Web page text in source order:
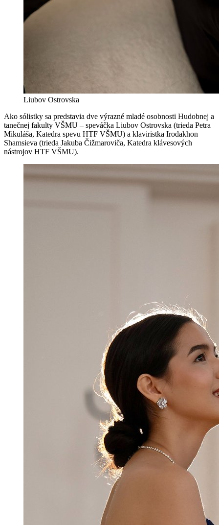
Liubov Ostrovska
Ako sólistky sa predstavia dve výrazné mladé osobnosti Hudobnej a
tanečnej fakulty VŠMU – speváčka Liubov Ostrovska (trieda Petra
Mikuláša, Katedra spevu HTF VŠMU) a klaviristka Irodakhon
Shamsieva (trieda Jakuba Čižmaroviča, Katedra klávesových
nástrojov HTF VŠMU).